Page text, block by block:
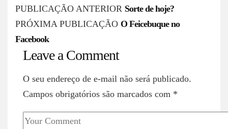
P
o
s
PUBLICAÇÃO ANTERIOR Sorte de hoje?
PRÓXIMA PUBLICAÇÃO O Feicebuque no
Facebook
Leave a Comment
O seu endereço de e-mail não será publicado.
Campos obrigatórios são marcados com *